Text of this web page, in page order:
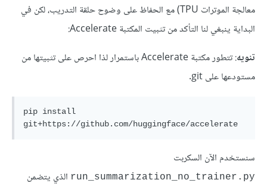
معالجة الموترات TPU) مع الحفاظ على وضوح حلقة التدريب، لكن في
البداية ينبغي لنا التأكد من تثبيت المكتبة Accelerate:
تنويه
: تتطور مكتبة Accelerate باستمرار لذا احرص على تثبيتها من
مستودعها على git.
pip install
سنستخدم الآن السكربت
run_summarization_no_trainer.py الذي يتضمن